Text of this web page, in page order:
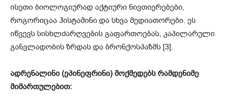
ისეთი ბიოლოგიურად აქტიური ნივთიერებები,
როგორიცაა ჰისტამინი და სხვა მედიათორები. ეს
იწვევს სისხლძარღვების გაფართოებას, კაპილარული
განვლადობის ზრდას და ბრონქოსპაზმს [3].
ადრენალინი (ეპინეფრინი) მოქმედებს რამდენიმე
მიმართულებით: